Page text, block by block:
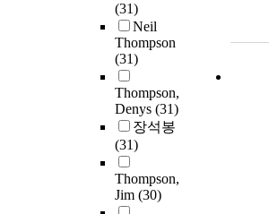
(31)
Neil
Thompson
(31)
Thompson,
Denys (31)
장석봉
(31)
Thompson,
Jim (30)